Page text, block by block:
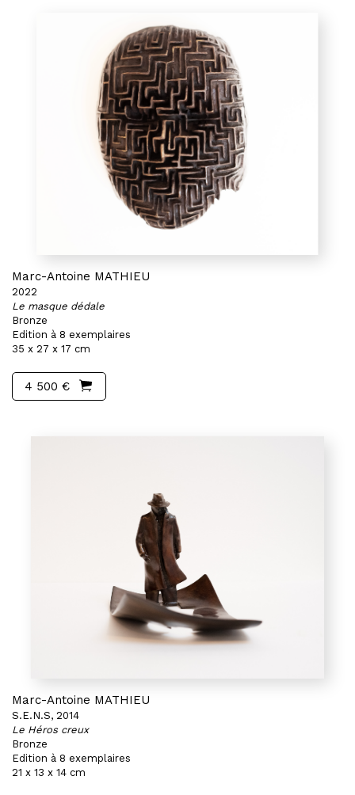
Marc-Antoine MATHIEU
2022
Le masque dédale
Bronze
Edition à 8 exemplaires
35 x 27 x 17 cm
4 500 €
Marc-Antoine MATHIEU
S.E.N.S, 2014
Le Héros creux
Bronze
Edition à 8 exemplaires
21 x 13 x 14 cm